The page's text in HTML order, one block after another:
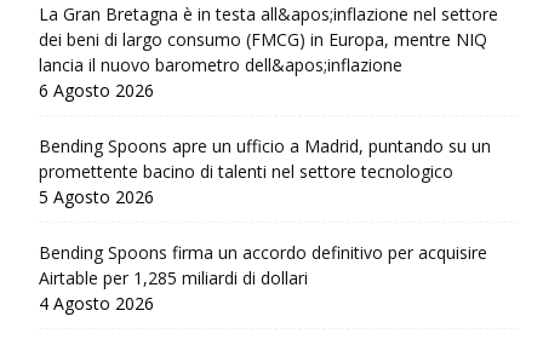
La Gran Bretagna è in testa all&apos;inflazione nel settore
dei beni di largo consumo (FMCG) in Europa, mentre NIQ
lancia il nuovo barometro dell&apos;inflazione
6 Agosto 2026
Bending Spoons apre un ufficio a Madrid, puntando su un
promettente bacino di talenti nel settore tecnologico
5 Agosto 2026
Bending Spoons firma un accordo definitivo per acquisire
Airtable per 1,285 miliardi di dollari
4 Agosto 2026